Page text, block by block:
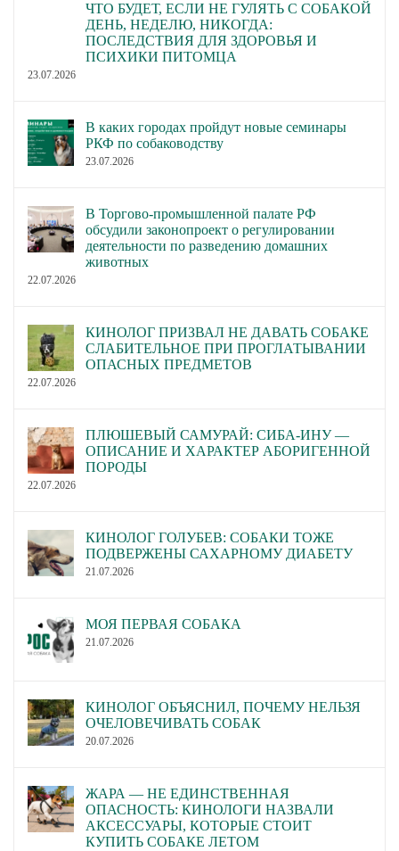
ЧТО БУДЕТ, ЕСЛИ НЕ ГУЛЯТЬ С СОБАКОЙ
ДЕНЬ, НЕДЕЛЮ, НИКОГДА:
ПОСЛЕДСТВИЯ ДЛЯ ЗДОРОВЬЯ И
ПСИХИКИ ПИТОМЦА
23.07.2026
В каких городах пройдут новые семинары
РКФ по собаководству
23.07.2026
В Торгово-промышленной палате РФ
обсудили законопроект о регулировании
деятельности по разведению домашних
животных
22.07.2026
КИНОЛОГ ПРИЗВАЛ НЕ ДАВАТЬ СОБАКЕ
СЛАБИТЕЛЬНОЕ ПРИ ПРОГЛАТЫВАНИИ
ОПАСНЫХ ПРЕДМЕТОВ
22.07.2026
ПЛЮШЕВЫЙ САМУРАЙ: СИБА-ИНУ —
ОПИСАНИЕ И ХАРАКТЕР АБОРИГЕННОЙ
ПОРОДЫ
22.07.2026
КИНОЛОГ ГОЛУБЕВ: СОБАКИ ТОЖЕ
ПОДВЕРЖЕНЫ САХАРНОМУ ДИАБЕТУ
21.07.2026
МОЯ ПЕРВАЯ СОБАКА
21.07.2026
КИНОЛОГ ОБЪЯСНИЛ, ПОЧЕМУ НЕЛЬЗЯ
ОЧЕЛОВЕЧИВАТЬ СОБАК
20.07.2026
ЖАРА — НЕ ЕДИНСТВЕННАЯ
ОПАСНОСТЬ: КИНОЛОГИ НАЗВАЛИ
АКСЕССУАРЫ, КОТОРЫЕ СТОИТ
КУПИТЬ СОБАКЕ ЛЕТОМ